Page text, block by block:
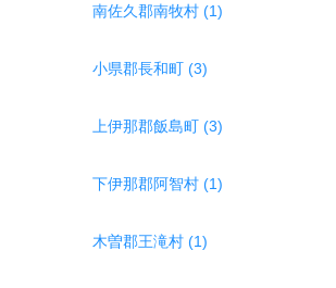
南佐久郡南牧村 (1)
小県郡長和町 (3)
上伊那郡飯島町 (3)
下伊那郡阿智村 (1)
木曽郡王滝村 (1)